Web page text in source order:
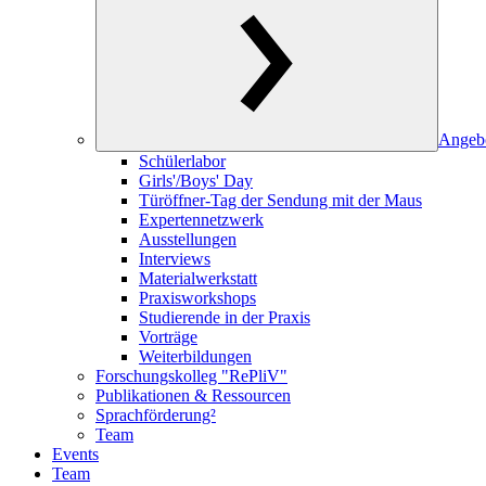
Schülerlabor
Girls'/Boys' Day
Türöffner-Tag der Sendung mit der Maus
Expertennetzwerk
Ausstellungen
Interviews
Materialwerkstatt
Praxisworkshops
Studierende in der Praxis
Vorträge
Weiterbildungen
Forschungskolleg "RePliV"
Publikationen & Ressourcen
Sprachförderung²
Team
Events
Team